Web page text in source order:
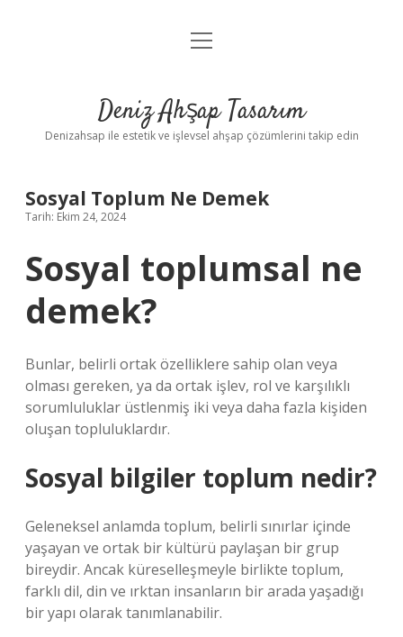
Anasayfa
Yasal Uyarı
menüyü
Deniz Ahşap Tasarım
Denizahsap ile estetik ve işlevsel ahşap çözümlerini takip edin
Sosyal Toplum Ne Demek
Tarih: Ekim 24, 2024
Sosyal toplumsal ne
demek?
Bunlar, belirli ortak özelliklere sahip olan veya
olması gereken, ya da ortak işlev, rol ve karşılıklı
sorumluluklar üstlenmiş iki veya daha fazla kişiden
oluşan topluluklardır.
Sosyal bilgiler toplum nedir?
Geleneksel anlamda toplum, belirli sınırlar içinde
yaşayan ve ortak bir kültürü paylaşan bir grup
bireydir. Ancak küreselleşmeyle birlikte toplum,
farklı dil, din ve ırktan insanların bir arada yaşadığı
bir yapı olarak tanımlanabilir.